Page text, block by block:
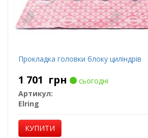
Прокладка головки блоку циліндрів
1 701 грн
сьогодні
Артикул:
Elring
КУПИТИ